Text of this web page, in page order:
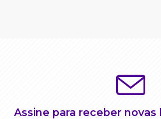
Assine para receber